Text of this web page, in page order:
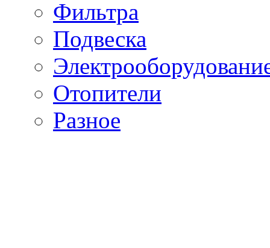
Фильтра
Подвеска
Отопители
Разное